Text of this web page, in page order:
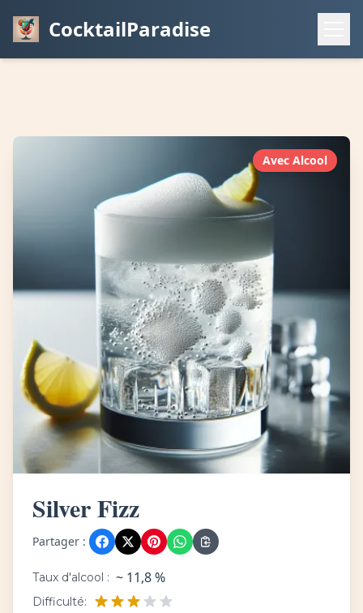
CocktailParadise
Avec Alcool
Silver Fizz
Partager :
Taux d'alcool : ~ 11,8 %
Difficulté: